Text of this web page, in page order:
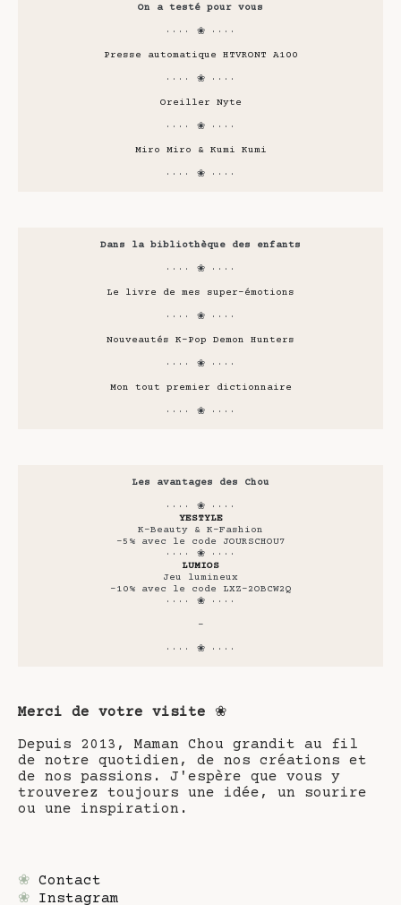
On a testé pour vous
···· ❀ ····
Presse automatique HTVRONT A100
···· ❀ ····
Oreiller Nyte
···· ❀ ····
Miro Miro & Kumi Kumi
···· ❀ ····
Dans la bibliothèque des enfants
···· ❀ ····
Le livre de mes super-émotions
···· ❀ ····
Nouveautés K-Pop Demon Hunters
···· ❀ ····
Mon tout premier dictionnaire
···· ❀ ····
Les avantages des Chou
···· ❀ ····
YESTYLE
K-Beauty & K-Fashion
-5% avec le code JOURSCHOU7
···· ❀ ····
LUMIOS
Jeu lumineux
-10% avec le code LXZ-2OBCW2Q
···· ❀ ····
-
···· ❀ ····
Merci de votre visite ❀
Depuis 2013, Maman Chou grandit au fil
de notre quotidien, de nos créations et
de nos passions. J'espère que vous y
trouverez toujours une idée, un sourire
ou une inspiration.
❀ Contact
❀ Instagram